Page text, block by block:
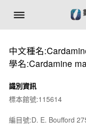
中文種名
學名:Cardamine
識別資訊
標本館號:115614
編目號:D. E. Boufford